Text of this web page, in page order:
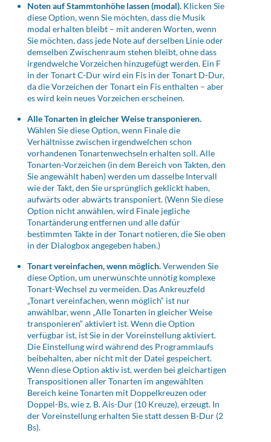
Noten auf Stammtonhöhe lassen (modal). Klicken Sie
diese Option, wenn Sie möchten, dass die Musik
modal erhalten bleibt – mit anderen Worten, wenn
Sie möchten, dass jede Note auf derselben Linie oder
demselben Zwischenraum stehen bleibt, ohne dass
irgendwelche Vorzeichen hinzugefügt werden. Ein F
in der Tonart C-Dur wird ein Fis in der Tonart D-Dur,
da die Vorzeichen der Tonart ein Fis enthalten – aber
es wird kein neues Vorzeichen erscheinen.
Alle Tonarten in gleicher Weise transponieren.
Wählen Sie diese Option, wenn Finale die
Verhältnisse zwischen irgendwelchen schon
vorhandenen Tonartenwechseln erhalten soll. Alle
Tonarten-Vorzeichen (in dem Bereich von Takten, den
Sie angewählt haben) werden um dasselbe Intervall
wie der Takt, den Sie ursprünglich geklickt haben,
aufwärts oder abwärts transponiert. (Wenn Sie diese
Option nicht anwählen, wird Finale jegliche
Tonartänderung entfernen und alle dafür
bestimmten Takte in der Tonart notieren, die Sie oben
in der Dialogbox angegeben haben.)
Tonart vereinfachen, wenn möglich.Verwenden Sie
diese Option, um unerwünschte unnötig komplexe
Tonart-Wechsel zu vermeiden. Das Ankreuzfeld
„Tonart vereinfachen, wenn möglich“ ist nur
anwählbar, wenn „Alle Tonarten in gleicher Weise
transponieren“ aktiviert ist. Wenn die Option
verfügbar ist, ist Sie in der Voreinstellung aktiviert.
Die Einstellung wird während des Programmlaufs
beibehalten, aber nicht mit der Datei gespeichert.
Wenn diese Option aktiv ist, werden bei gleichartigen
Transpositionen aller Tonarten im angewählten
Bereich keine Tonarten mit Doppelkreuzen oder
Doppel-Bs, wie z. B. Ais-Dur (10 Kreuze), erzeugt. In
der Voreinstellung erhalten Sie statt dessen B-Dur (2
Bs).